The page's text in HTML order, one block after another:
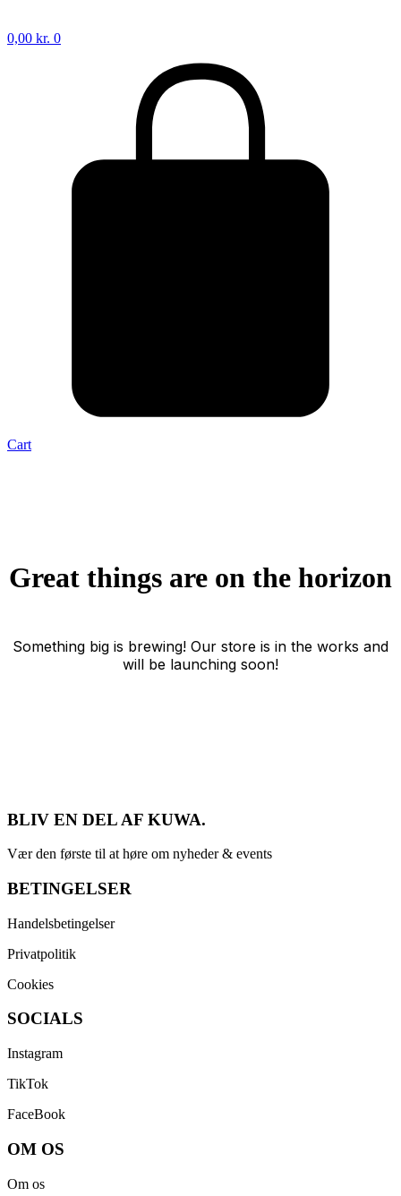
0,00 kr. 0
Cart
Great things are on the horizon
Something big is brewing! Our store is in the works and
will be launching soon!
BLIV EN DEL AF KUWA.
Vær den første til at høre om nyheder & events
BETINGELSER
Handelsbetingelser
Privatpolitik
Cookies
SOCIALS
Instagram
TikTok
FaceBook
OM OS
Om os